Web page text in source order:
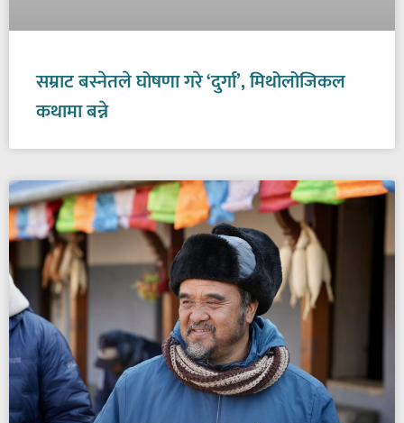
सम्राट बस्नेतले घोषणा गरे ‘दुर्गा’, मिथोलोजिकल
कथामा बन्ने